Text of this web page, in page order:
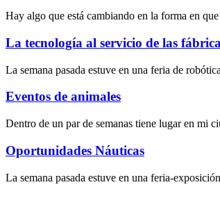
Hay algo que está cambiando en la forma en
La tecnología al servicio de las
La semana pasada estuve en una feria de
Eventos de animales
Dentro de un par de semanas tiene lugar en mi
Oportunidades Náuticas
La semana pasada estuve en una feria-